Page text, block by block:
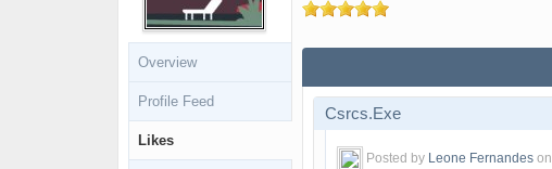
Overview
Profile Feed
Likes
Csrcs.Exe
Posted by Leone Fernandeson